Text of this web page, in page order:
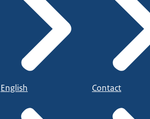
English Contact